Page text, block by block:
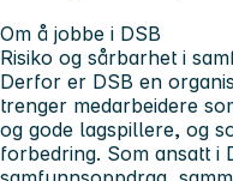
Om å jobbe i DSB
Risiko og sårbarhet i
Derfor er DSB en
trenger medarbeidere
og gode lagspillere, og
forbedring. Som ansatt i